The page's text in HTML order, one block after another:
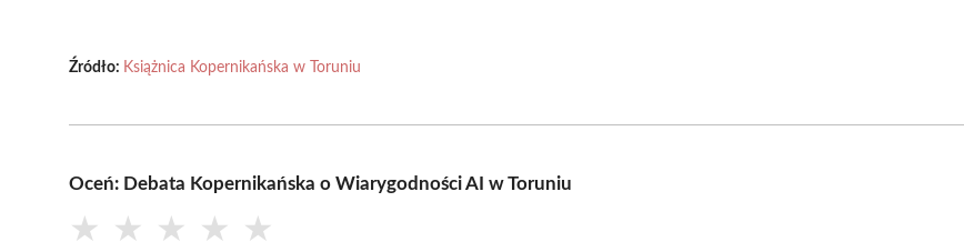
Źródło: Książnica Kopernikańska w Toruniu
Oceń: Debata Kopernikańska o Wiarygodności AI w Toruniu
★ ★ ★ ★ ★